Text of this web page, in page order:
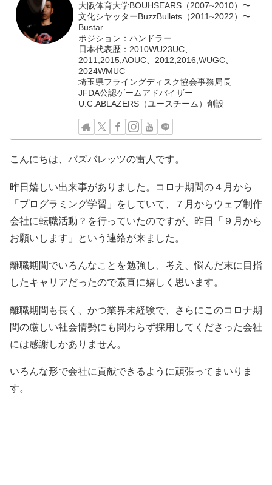
大阪体育大学BOUHSEARS（2007~2010）〜
文化シヤッターBuzzBullets（2011~2022）〜
Bustar
ポジション：ハンドラー
日本代表歴：2010WU23UC、
2011,2015,AOUC、2012,2016,WUGC、
2024WMUC
埼玉県フライングディスク協会事務局長
JFDA公認ゲームアドバイザー
U.C.ABLAZERS（ユースチーム）創設
こんにちは、バズバレッツの雷人です。
昨日嬉しい出来事がありました。コロナ期間の４月から
「プログラミング学習」をしていて、７月からウェブ制作
会社に転職活動？を行っていたのですが、昨日「９月から
お願いします」という連絡が来ました。
離職期間でいろんなことを勉強し、考え、悩んだ末に目指
したキャリアだったので素直に嬉しく思います。
離職期間も長く、かつ業界未経験で、さらにこのコロナ期
間の厳しい社会情勢にも関わらず採用してくださった会社
には感謝しかありません。
いろんな形で会社に貢献できるように頑張ってまいりま
す。